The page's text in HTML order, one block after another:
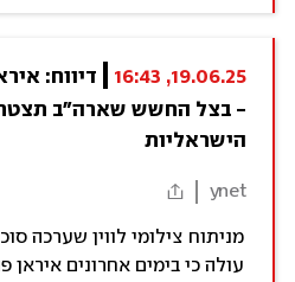
19.06.25, 16:43
הישראליות
ynet
מניתוח צילומי לווין שערכה
עולה כי בימים אחרונים איראן